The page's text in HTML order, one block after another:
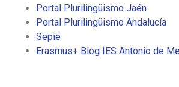
Portal Plurilingüismo Jaén
Portal Plurilingüismo Andalucía
Sepie
Erasmus+ Blog IES Antonio de